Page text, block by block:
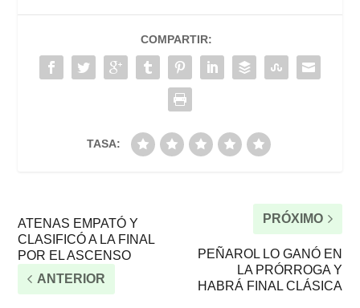
COMPARTIR:
TASA:
ATENAS EMPATÓ Y
CLASIFICÓ A LA FINAL
POR EL ASCENSO
ANTERIOR
PRÓXIMO
PEÑAROL LO GANÓ EN
LA PRÓRROGA Y
HABRÁ FINAL CLÁSICA